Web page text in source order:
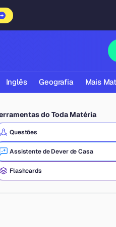
Inglês Geografia Mais
Química
Física
Filosofia
do Toda Matéria
Questões
Assistente de Dever de Casa
Flashcards